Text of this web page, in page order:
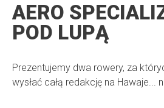
AERO
POD LUPĄ
Prezentujemy dwa rowery, za
wysłać całą redakcję na Hawaje...